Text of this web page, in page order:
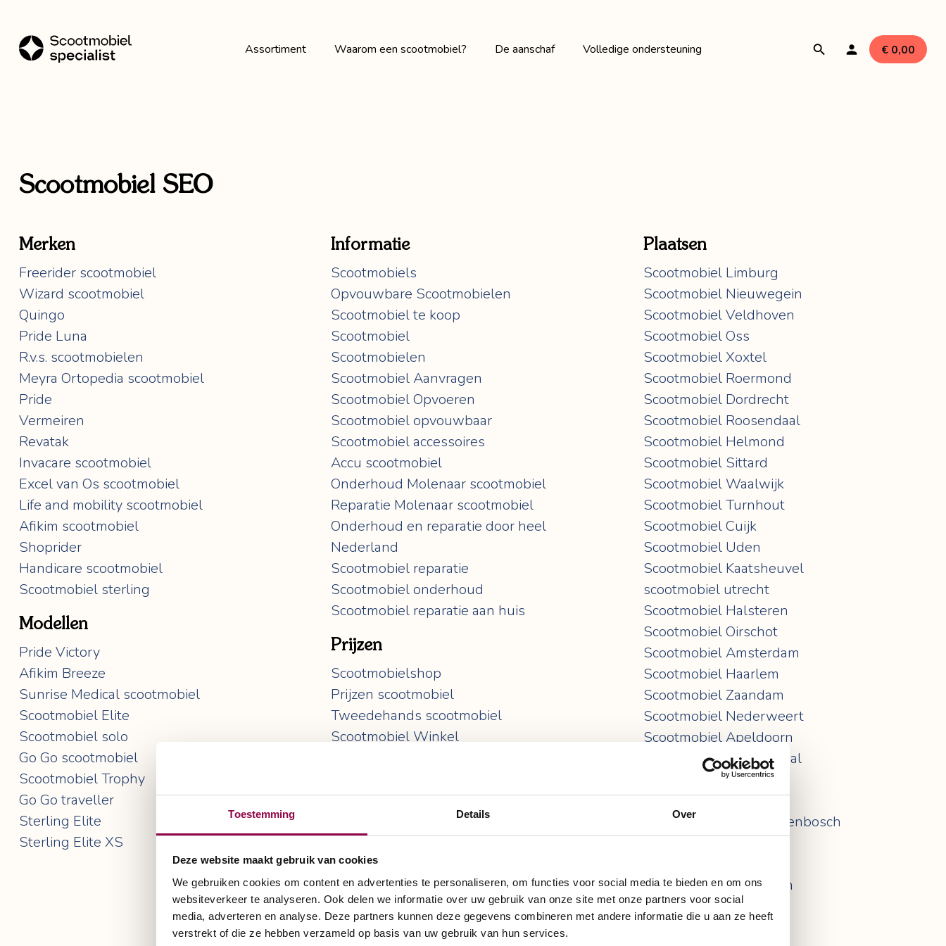
Toestemming Details Over
Deze website maakt gebruik van cookies
We gebruiken cookies om content en advertenties te personaliseren, om functies voor social media te bieden en om ons
websiteverkeer te analyseren. Ook delen we informatie over uw gebruik van onze site met onze partners voor social
media, adverteren en analyse. Deze partners kunnen deze gegevens combineren met andere informatie die u aan ze heeft
verstrekt of die ze hebben verzameld op basis van uw gebruik van hun services.
Assortiment Waarom een scootmobiel? De aanschaf Volledige ondersteuning
Rollators
€ 0,00
Scootmobiel SEO
Merken
Freerider scootmobiel
Wizard scootmobiel
Quingo
Pride Luna
R.v.s. scootmobielen
Meyra Ortopedia scootmobiel
Pride
Vermeiren
Revatak
Invacare scootmobiel
Excel van Os scootmobiel
Life and mobility scootmobiel
Afikim scootmobiel
Shoprider
Handicare scootmobiel
Scootmobiel sterling
Modellen
Pride Victory
Afikim Breeze
Sunrise Medical scootmobiel
Scootmobiel Elite
Scootmobiel solo
Go Go scootmobiel
Scootmobiel Trophy
Go Go traveller
Sterling Elite
Sterling Elite XS
Informatie
Scootmobiels
Opvouwbare Scootmobielen
Scootmobiel te koop
Scootmobiel
Scootmobielen
Scootmobiel Aanvragen
Scootmobiel Opvoeren
Scootmobiel opvouwbaar
Scootmobiel accessoires
Accu scootmobiel
Onderhoud Molenaar scootmobiel
Reparatie Molenaar scootmobiel
Onderhoud en reparatie door heel
Nederland
Scootmobiel reparatie
Scootmobiel onderhoud
Scootmobiel reparatie aan huis
Prijzen
Scootmobielshop
Prijzen scootmobiel
Tweedehands scootmobiel
Scootmobiel Winkel
Scootmobiel Kopen
Plaatsen
Scootmobiel Limburg
Scootmobiel Nieuwegein
Scootmobiel Veldhoven
Scootmobiel Oss
Scootmobiel Xoxtel
Scootmobiel Roermond
Scootmobiel Dordrecht
Scootmobiel Roosendaal
Scootmobiel Helmond
Scootmobiel Sittard
Scootmobiel Waalwijk
Scootmobiel Turnhout
Scootmobiel Cuijk
Scootmobiel Uden
Scootmobiel Kaatsheuvel
scootmobiel utrecht
Scootmobiel Halsteren
Scootmobiel Oirschot
Scootmobiel Amsterdam
Scootmobiel Haarlem
Scootmobiel Zaandam
Scootmobiel Nederweert
Scootmobiel Apeldoorn
Scootmobiel Veenendaal
Scootmobiel Zeist
Scootmobiel Arnhem
Scootmobiel 's-Hertogenbosch
Scootmobiel Eindhoven
Scootmobiel Tilburg